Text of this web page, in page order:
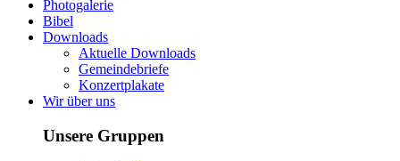
Photogalerie
Bibel
Downloads
Aktuelle Downloads
Gemeindebriefe
Konzertplakate
Wir über uns
Unsere Gruppen